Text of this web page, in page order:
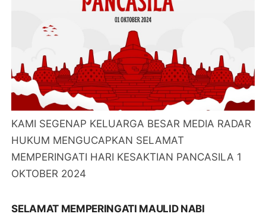
KAMI SEGENAP KELUARGA BESAR MEDIA RADAR
HUKUM MENGUCAPKAN SELAMAT
MEMPERINGATI HARI KESAKTIAN PANCASILA 1
OKTOBER 2024
SELAMAT MEMPERINGATI MAULID NABI